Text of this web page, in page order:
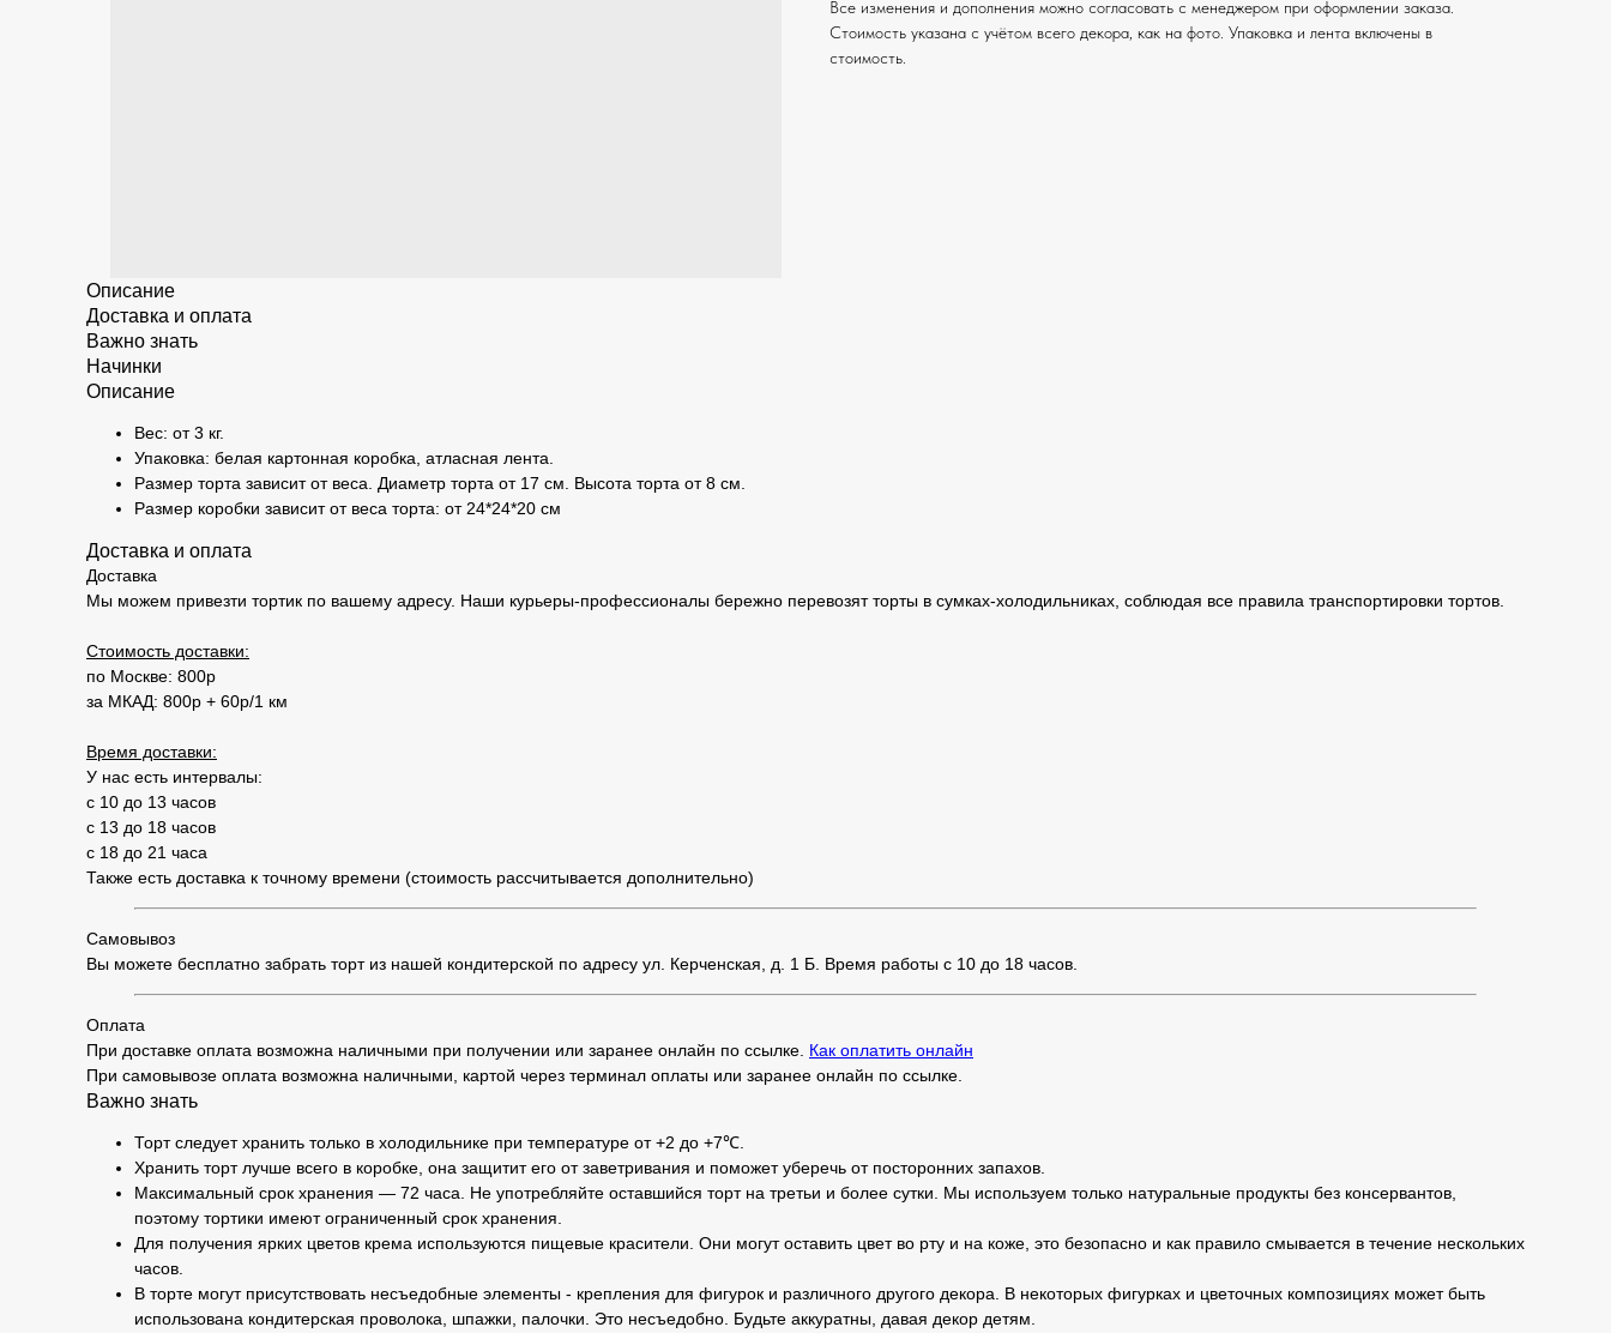
Все изменения и дополнения можно согласовать с менеджером при оформлении заказа.
Стоимость указана с учётом всего декора, как на фото. Упаковка и лента включены в
стоимость.
Описание
Доставка и оплата
Важно знать
Начинки
Описание
Вес: от 3 кг.
Упаковка: белая картонная коробка, атласная лента.
Размер торта зависит от веса. Диаметр торта от 17 см. Высота торта от 8 см.
Размер коробки зависит от веса торта: от 24*24*20 см
Доставка и оплата
Доставка
Мы можем привезти тортик по вашему адресу. Наши курьеры-профессионалы бережно перевозят торты в сумках-холодильниках, соблюдая все правила транспортировки тортов.
Стоимость доставки:
по Москве: 800р
за МКАД: 800р + 60р/1 км
Время доставки:
У нас есть интервалы:
с 10 до 13 часов
с 13 до 18 часов
с 18 до 21 часа
Также есть доставка к точному времени (стоимость рассчитывается дополнительно)
Самовывоз
Вы можете бесплатно забрать торт из нашей кондитерской по адресу ул. Керченская, д. 1 Б. Время работы с 10 до 18 часов.
Оплата
При доставке оплата возможна наличными при получении или заранее онлайн по ссылке. Как оплатить онлайн
При самовывозе оплата возможна наличными, картой через терминал оплаты или заранее онлайн по ссылке.
Важно знать
Торт следует хранить только в холодильнике при температуре от +2 до +7℃.
Хранить торт лучше всего в коробке, она защитит его от заветривания и поможет уберечь от посторонних запахов.
Максимальный срок хранения — 72 часа. Не употребляйте оставшийся торт на третьи и более сутки. Мы используем только натуральные продукты без консервантов,
поэтому тортики имеют ограниченный срок хранения.
Для получения ярких цветов крема используются пищевые красители. Они могут оставить цвет во рту и на коже, это безопасно и как правило смывается в течение нескольких
часов.
В торте могут присутствовать несъедобные элементы - крепления для фигурок и различного другого декора. В некоторых фигурках и цветочных композициях может быть
использована кондитерская проволока, шпажки, палочки. Это несъедобно. Будьте аккуратны, давая декор детям.